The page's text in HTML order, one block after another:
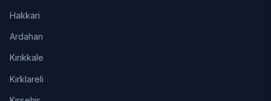
Hakkari
Ardahan
Kırıkkale
Kırklareli